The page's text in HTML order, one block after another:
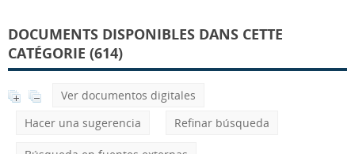
DOCUMENTS DISPONIBLES DANS CETTE
CATÉGORIE (614)
Ver documentos digitales
Hacer una sugerencia
Refinar búsqueda